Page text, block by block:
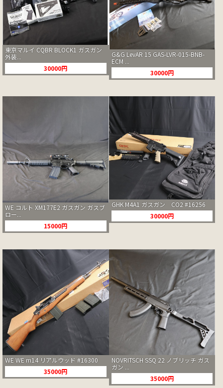
東京マルイ CQBR BLOCK1 ガスガン
外装...
30000円
G&G LevAR 15 GAS-LVR-015-BNB-
ECM ...
30000円
WE コルト XM177E2 ガスガン ガスブ
ロー...
15000円
GHK M4A1 ガスガン CO2 #16256
30000円
WE WE m14 リアルウッド #16300
35000円
NOVRITSCH SSQ 22 ノブリッチ ガス
ガン ...
35000円